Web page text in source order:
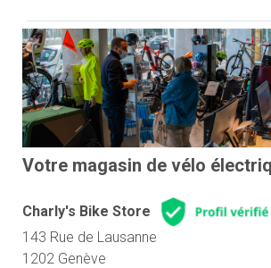
Votre magasin de vélo
Charly's Bike Store
143 Rue de Lausanne
1202 Genève